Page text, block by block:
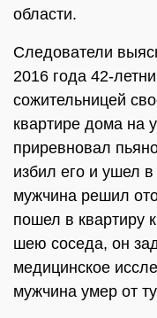
области.
Следователи
2016 года 42-
сожительницей
квартире дома на
приревновал
избил его и ушел
мужчина решил
пошел в квартиру
шею соседа, он
медицинское
мужчина умер от